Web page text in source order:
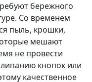
бережного
Со временем
пыль, крошки,
мешают
не провести
кнопок или
качественное